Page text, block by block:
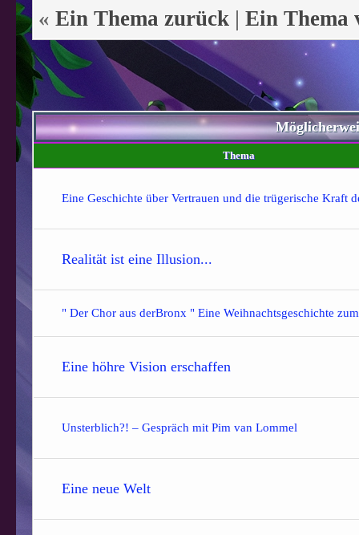
« Ein Thema zurück | Ein Thema
Thema
Eine Geschichte über Vertrauen und die trügerische Kraft
Realität ist eine Illusion...
" Der Chor aus derBronx " Eine Weihnachtsgeschichte
Eine höhre Vision erschaffen
Unsterblich?! – Gespräch mit Pim van Lommel
Eine neue Welt